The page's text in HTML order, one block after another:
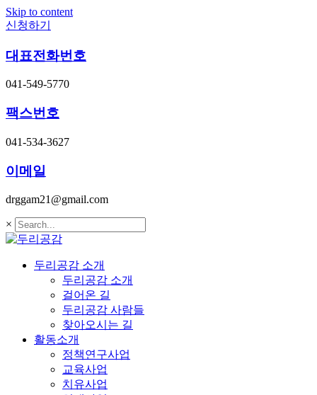
Skip to content
신청하기
대표전화번호
041-549-5770
팩스번호
041-534-3627
이메일
drggam21@gmail.com
×
두리공감 소개
두리공감 소개
걸어온 길
두리공감 사람들
찾아오시는 길
활동소개
정책연구사업
교육사업
치유사업